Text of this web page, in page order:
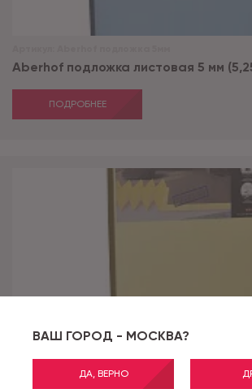
ВАШ ГОРОД - МОСКВА?
ДА, ВЕРНО
Aberhof подложка листовая 5 мм
ПОДРОБНЕЕ